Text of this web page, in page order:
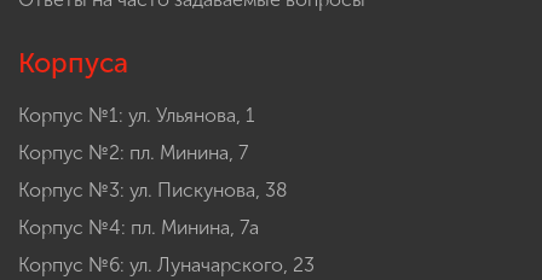
Корпуса
Корпус №1: ул. Ульянова, 1
Корпус №2: пл. Минина, 7
Корпус №3: ул. Пискунова, 38
Корпус №4: пл. Минина, 7а
Корпус №6: ул. Луначарского, 23